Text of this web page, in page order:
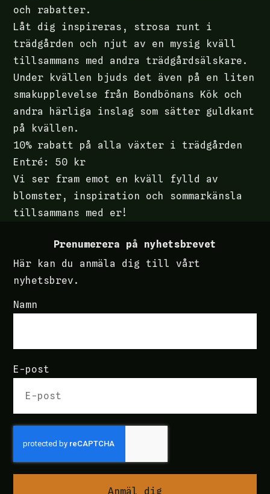
och rabatter.
Låt dig inspireras, strosa runt i
trädgården och njut av en mysig kväll
tillsammans med andra trädgårdsälskare.
Under kvällen bjuds det även på en liten
smakupplevelse från Bondbönans Kök och
andra härliga inslag som sätter guldkant
på kvällen.
10% rabatt på alla växter i trädgården
Entré: 50 kr
Vi ser fram emot en kväll fylld av
blomster, inspiration och sommarkänsla
tillsammans med er!
Prenumerera på nyhetsbrevet
Här kan du anmäla dig till vårt
nyhetsbrev.
Namn
E-post
Anmäl dig